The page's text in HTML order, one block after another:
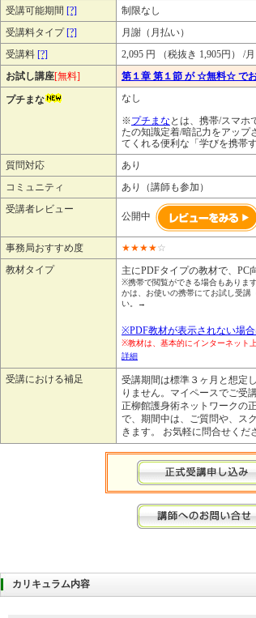
受講可能期間 [?]
制限なし
受講料タイプ[?]
月謝（月払い）
受講料 [?]
2,095 円 （税抜き 1,905円） /月
お試し講座[無料] 第１章 第１節 が ☆無料☆ でお
プチまな
なし
※プチまな とは、携帯/スマホ
たの知識定着/暗記力をアップ
てくれる便利な「学びを携帯
質問対応
あり
コミュニティ
あり（講師も参加）
受講者レビュー
公開中
事務局おすすめ度 ★★★★☆
教材タイプ
主にPDFタイプの教材で、PC
※携帯で閲覧ができる場合もありま
かは、お使いの携帯にてお試し受講
い。→
※PDF教材が表示されない場
※教材は、基本的にインターネット
詳細
受講における補足
受講期間は標準３ヶ月と想定
りません。マイペースでご受
正柳館護身術ネットワークの
で、期間中は、ご質問や、ス
きます。 お気軽に問合せくだ
カリキュラム内容